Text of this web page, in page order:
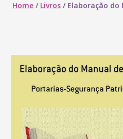
Home / Livros / Elaboração do